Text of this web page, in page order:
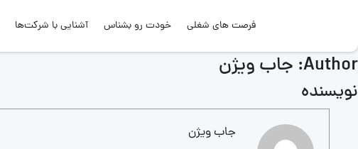
فرصت های شغلی خودت رو بشناس آشنایی با شرکت‌ها
Author: جاب ویژن
نویسنده
جاب ویژن